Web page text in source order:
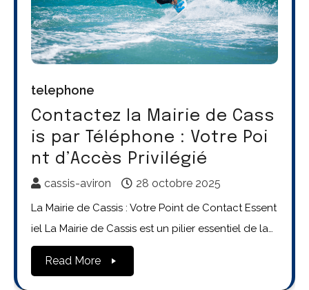
telephone
Contactez la Mairie de Cass
is par Téléphone : Votre Poi
nt d’Accès Privilégié
cassis-aviron 28 octobre 2025
La Mairie de Cassis : Votre Point de Contact Essent
iel La Mairie de Cassis est un pilier essentiel de la…
Read More